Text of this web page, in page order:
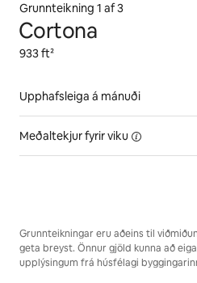
Grunnteikning 1 af 3
Cortona
933 ft²
Upphafsleiga á mánuði
Meðaltekjur fyrirviku
Grunnteikningar eru aðeins til
geta breyst. Önnur gjöld kunna að
upplýsingum frá húsfélagi